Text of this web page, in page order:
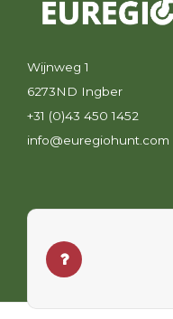
Wijnweg 1
6273ND Ingber
+31 (0)43 450 1452
info@euregiohunt.com